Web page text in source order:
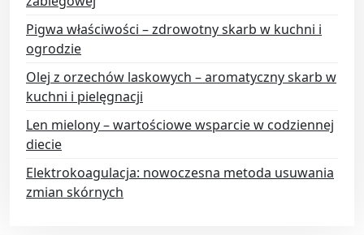
Pigwa właściwości – zdrowotny skarb w kuchni i
ogrodzie
Olej z orzechów laskowych – aromatyczny skarb w
kuchni i pielęgnacji
Len mielony – wartościowe wsparcie w codziennej
diecie
Elektrokoagulacja: nowoczesna metoda usuwania
zmian skórnych